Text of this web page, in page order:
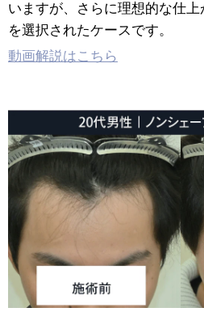
いますが、さらに理想的な仕
を選択されたケースです。
動画解説はこちら